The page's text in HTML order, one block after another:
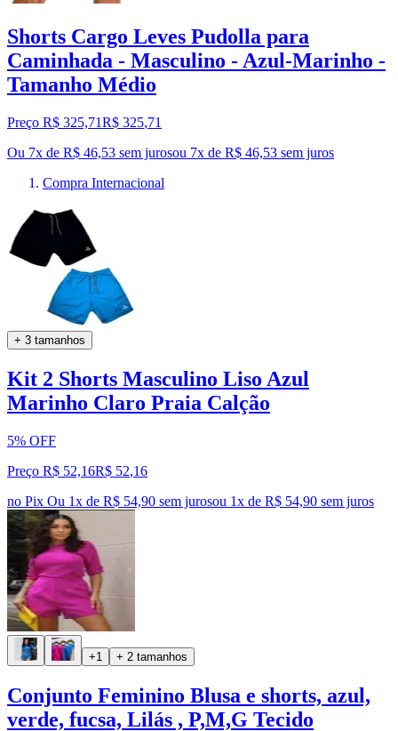
Shorts Cargo Leves Pudolla para
Caminhada - Masculino - Azul-Marinho -
Tamanho Médio
Preço R$ 325,71R$ 325,71
Ou 7x de R$ 46,53 sem jurosou 7x de R$ 46,53 sem juros
Compra Internacional
+ 3 tamanhos
Kit 2 Shorts Masculino Liso Azul
Marinho Claro Praia Calção
5% OFF
Preço R$ 52,16R$ 52,16
no Pix Ou 1x de R$ 54,90 sem jurosou 1x de R$ 54,90 sem juros
+1 + 2 tamanhos
Conjunto Feminino Blusa e shorts, azul,
verde, fucsa, Lilás , P,M,G Tecido